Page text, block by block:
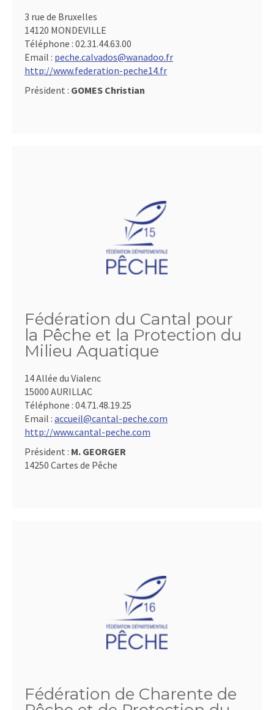
3 rue de Bruxelles
14120 MONDEVILLE
Téléphone : 02.31.44.63.00
Email : peche.calvados@wanadoo.fr
http://www.federation-peche14.fr
Président : GOMES Christian
Fédération du Cantal pour
la Pêche et la Protection du
Milieu Aquatique
14 Allée du Vialenc
15000 AURILLAC
Téléphone : 04.71.48.19.25
Email : accueil@cantal-peche.com
http://www.cantal-peche.com
Président : M. GEORGER
14250 Cartes de Pêche
Fédération de Charente de